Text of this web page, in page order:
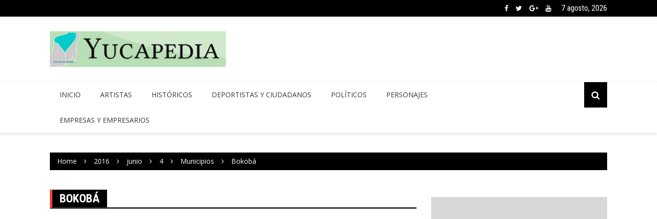
7 agosto, 2026
INICIO ARTISTAS HISTÓRICOS DEPORTISTAS Y CIUDADANOS POLÍTICOS PERSONAJES
EMPRESAS Y EMPRESARIOS
Home 2016 junio 4 Municipios Bokobá
BOKOBÁ